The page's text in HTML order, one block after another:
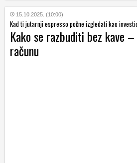
15.10.2025. (10:00)
Kad ti jutarnji espresso počne izgledati kao
Kako se razbuditi bez kave
računu